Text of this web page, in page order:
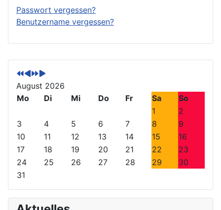
V
o
r
h
r
i
e
s
J
a
h
V
o
r
h
r
M
o
n
N
ä
c
r
N
ä
c
M
a
August 2026
Mo
Di Mi Do Fr Sa
So
1
2
3
4 5 6 7 8
9
10
11 12 13 14 15
16
17
18 19 20 21 22
23
24
25 26 27 28 29
30
31
Passwort vergessen?
Benutzername vergessen?